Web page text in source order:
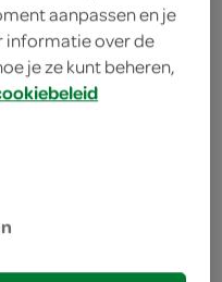
kies je winkel
aanpassen en je
informatie over de
je ze kunt beheren,